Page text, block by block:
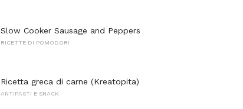
Slow Cooker Sausage and Peppers
RICETTE DI POMODORI
Ricetta greca di carne (Kreatopita)
ANTIPASTI E SNACK